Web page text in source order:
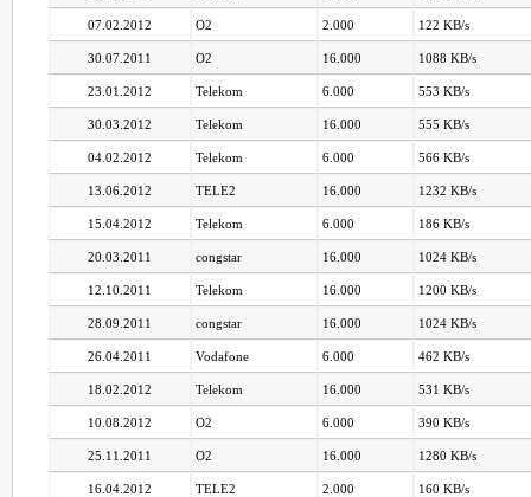
07.02.2012 O2 2.000 122 KB/s
30.07.2011 O2 16.000 1088 KB/s
23.01.2012 Telekom 6.000 553 KB/s
30.03.2012 Telekom 16.000 555 KB/s
04.02.2012 Telekom 6.000 566 KB/s
13.06.2012 TELE2 16.000 1232 KB/s
15.04.2012 Telekom 6.000 186 KB/s
20.03.2011 congstar 16.000 1024 KB/s
12.10.2011 Telekom 16.000 1200 KB/s
28.09.2011 congstar 16.000 1024 KB/s
26.04.2011 Vodafone 6.000 462 KB/s
18.02.2012 Telekom 16.000 531 KB/s
10.08.2012 O2 6.000 390 KB/s
25.11.2011 O2 16.000 1280 KB/s
16.04.2012 TELE2 2.000 160 KB/s